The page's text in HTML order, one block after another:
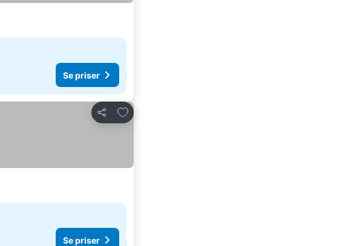
Se priser
Del
Legg til i favoritter
Se priser